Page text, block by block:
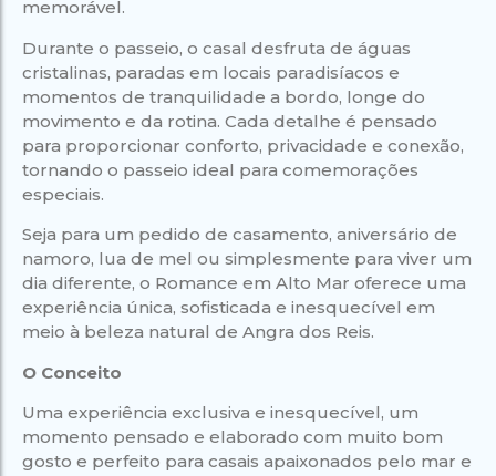
memorável.
Durante o passeio, o casal desfruta de águas
cristalinas, paradas em locais paradisíacos e
momentos de tranquilidade a bordo, longe do
movimento e da rotina. Cada detalhe é pensado
para proporcionar conforto, privacidade e conexão,
tornando o passeio ideal para comemorações
especiais.
Seja para um pedido de casamento, aniversário de
namoro, lua de mel ou simplesmente para viver um
dia diferente, o Romance em Alto Mar oferece uma
experiência única, sofisticada e inesquecível em
meio à beleza natural de Angra dos Reis.
O Conceito
Uma experiência exclusiva e inesquecível, um
momento pensado e elaborado com muito bom
gosto e perfeito para casais apaixonados pelo mar e